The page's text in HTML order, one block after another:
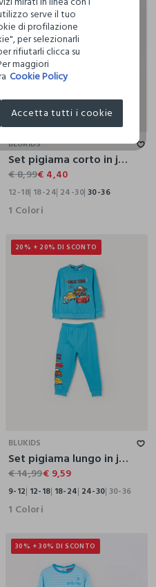
12-18 18-24 24-30 30-36
BLUKIDS
Set pigiama corto in jersey di puro cotone neonato
€ 8,99€ 4,40
12-18 18-24 24-30 30-36
1 Colori
20% + 20% DI SCONTO
BLUKIDS
Set pigiama lungo in jersey di puro cotone
€ 14,99€ 9,59
9-12 12-18 18-24 24-30 30-36
1 Colori
30% + 30% DI SCONTO
serve il tuo
di profilazione
per selezionarli
rifiutarli clicca su
maggiori
Cookie Policy
Accetta tutti i cookie